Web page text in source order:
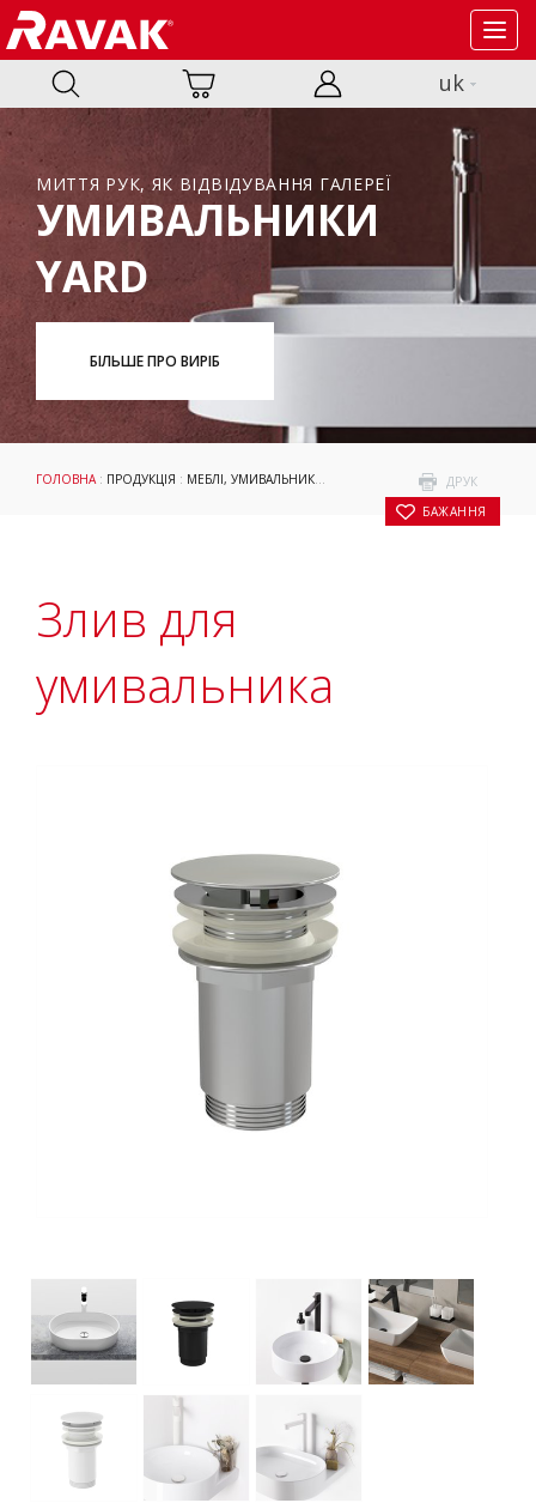
uk
МИТТЯ РУК, ЯК ВІДВІДУВАННЯ ГАЛЕРЕЇ
УМИВАЛЬНИКИ
YARD
БІЛЬШЕ ПРО ВИРІБ
ДРУК
БАЖАННЯ
ГОЛОВНА: ПРОДУКЦІЯ : МЕБЛІ, УМИВАЛЬНИКИ І WC УМИВАЛЬНИКИ:
Злив для
умивальника